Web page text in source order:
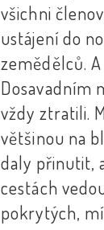
všichni
ustájení do
zemědělců.
Dosavadním
vždy ztratili.
většinou na
daly přinutit,
cestách
pokrytých,